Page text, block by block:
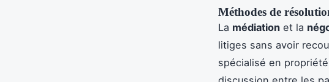
Méthodes de
La médiation et la
litiges sans avoir
spécialisé en